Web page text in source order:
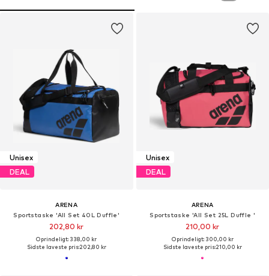
Unisex
DEAL
ARENA
Sportstaske 'All Set 40L Duffle'
202,80 kr
Oprindeligt: 338,00 kr
Sidste laveste pris:202,80 kr
Unisex
DEAL
ARENA
Sportstaske 'All Set 25L Duffle '
210,00 kr
Oprindeligt: 300,00 kr
Sidste laveste pris:210,00 kr